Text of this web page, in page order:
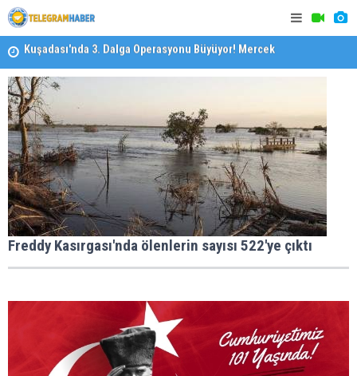
Kuşadası'nda 3. Dalga Operasyonu Büyüyor! Mercek
Altındaki Dosya: 2023 İmar Planları
İzmirli Firmadan Avrupa’da Önemli Başarı
Devlet
Freddy Kasırgası'nda ölenlerin sayısı 522'ye çıktı